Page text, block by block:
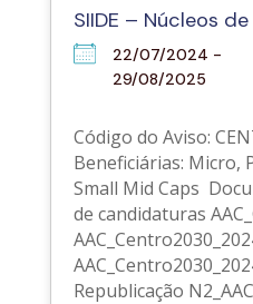
SIIDE – Núcleos
22/07/2024 -
29/08/2025
Código do Aviso:
Beneficiárias: Micro,
Small Mid Caps
de candidaturas
Republicação